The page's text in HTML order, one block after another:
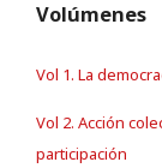
Volúmenes
Vol 1. La
Vol 2. Acción
participación